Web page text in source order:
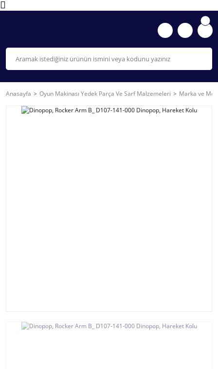
Anasayfa Oyun Makinası Yedek Parça Ve Sarf Malzemeleri Marka ve